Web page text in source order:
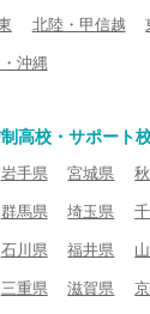
北陸・甲信越
沖縄
高校・サポート
岩手県 宮城県
群馬県 埼玉県
石川県 福井県
三重県 滋賀県